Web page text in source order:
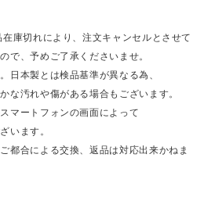
庫切れにより、注文キャンセルとさせて
で、予めご了承くださいませ。
日本製とは検品基準が異なる為、
な汚れや傷がある場合もございます。
マートフォンの画面によって
います。
都合による交換、返品は対応出来かねま